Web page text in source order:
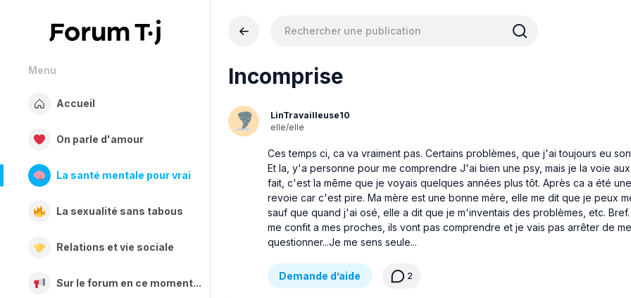
Menu
Accueil
On parle d'amour
La santé mentale pour vrai
La sexualité sans tabous
Relations et vie sociale
Sur le forum en ce moment...
Incomprise
LinTravailleuse10
elle/elle
Ces temps ci, ca va vraiment pas. Certains problèmes, que j'ai toujours eu
Et la, y'a personne pour me comprendre J'ai bien une psy, mais je la voie aux
fait, c'est la même que je voyais quelques années plus tôt. Après ca a été
revoie car c'est pire. Ma mère est une bonne mère, elle me dit que je peux
sauf que quand j'ai osé, elle a dit que je m'inventais des problèmes, etc. Bref.
me confit a mes proches, ils vont pas comprendre et je vais pas arrêter de me
questionner...Je me sens seule...
Demande d’aide 2